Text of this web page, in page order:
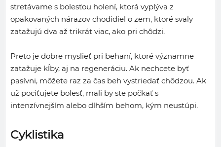
stretávame s bolesťou holení, ktorá vyplýva z
opakovaných nárazov chodidiel o zem, ktoré svaly
zaťažujú dva až trikrát viac, ako pri chôdzi.
Preto je dobre myslieť pri behaní, ktoré významne
zaťažuje kĺby, aj na regeneráciu. Ak nechcete byť
pasívni, môžete raz za čas beh vystriedať chôdzou. Ak
už pociťujete bolesť, mali by ste počkať s
intenzívnejším alebo dlhším behom, kým neustúpi.
Cyklistika